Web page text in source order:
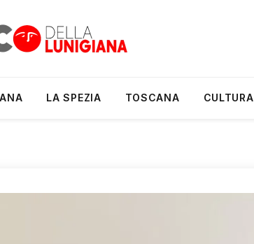
LA SPEZIA TOSCANA CULTURA